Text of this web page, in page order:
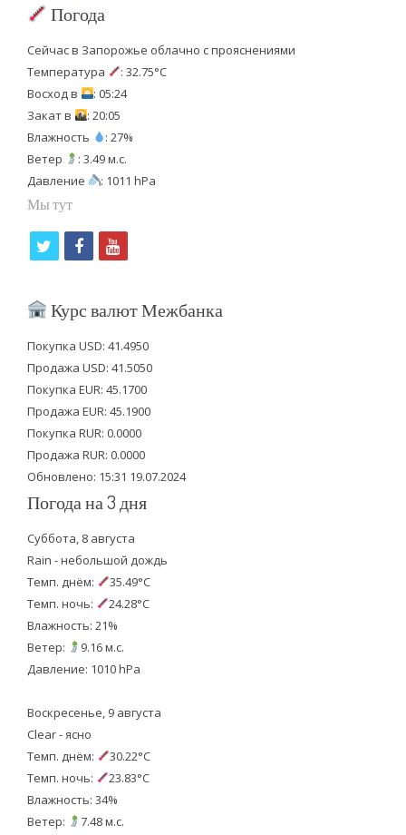
Погода
Сейчас в Запорожье облачно с прояснениями
Температура
: 32.75°C
Восход в
: 05:24
Закат в
: 20:05
Влажность
: 27%
Ветер
: 3.49 м.с.
Давление
: 1011 hPa
Мы тут
i
t
e
r
f
b
o
o
k
y
u
b
e
Курс валют Межбанка
Покупка USD: 41.4950
Продажа USD: 41.5050
Покупка EUR: 45.1700
Продажа EUR: 45.1900
Покупка RUR: 0.0000
Продажа RUR: 0.0000
Обновлено: 15:31 19.07.2024
Погода на 3 дня
Суббота, 8 августа
Rain - небольшой дождь
Темп. днём:
35.49°C
Темп. ночь:
24.28°C
Влажность: 21%
Ветер:
9.16 м.с.
Давление: 1010 hPa
Воскресенье, 9 августа
Clear - ясно
Темп. днём:
30.22°C
Темп. ночь:
23.83°C
Влажность: 34%
Ветер:
7.48 м.с.